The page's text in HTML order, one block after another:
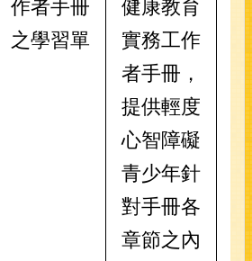
作者手冊
之學習單
健康教育
實務工作
者手冊，
提供輕度
心智障礙
青少年針
對手冊各
章節之內